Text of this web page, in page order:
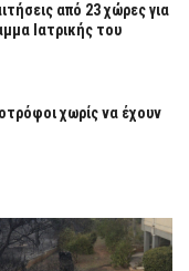
από 23 χώρες για
Ιατρικής του
χωρίς να έχουν